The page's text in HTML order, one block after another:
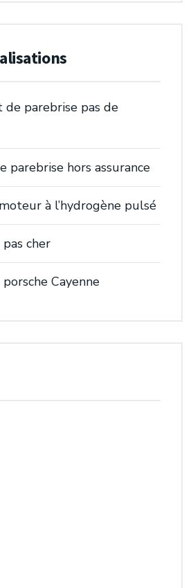
de parebrise pas de
parebrise hors assurance
à l’hydrogène pulsé
cher
Cayenne